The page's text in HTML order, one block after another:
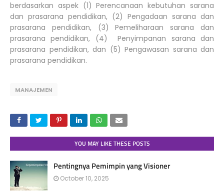
berdasarkan aspek (1) Perencanaan kebutuhan sarana
dan prasarana pendidikan, (2) Pengadaan sarana dan
prasarana pendidikan, (3) Pemeliharaan sarana dan
prasarana pendidikan, (4) Penyimpanan sarana dan
prasarana pendidikan, dan (5) Pengawasan sarana dan
prasarana pendidikan.
MANAJEMEN
YOU MAY LIKE THESE POSTS
Pentingnya Pemimpin yang Visioner
October 10, 2025